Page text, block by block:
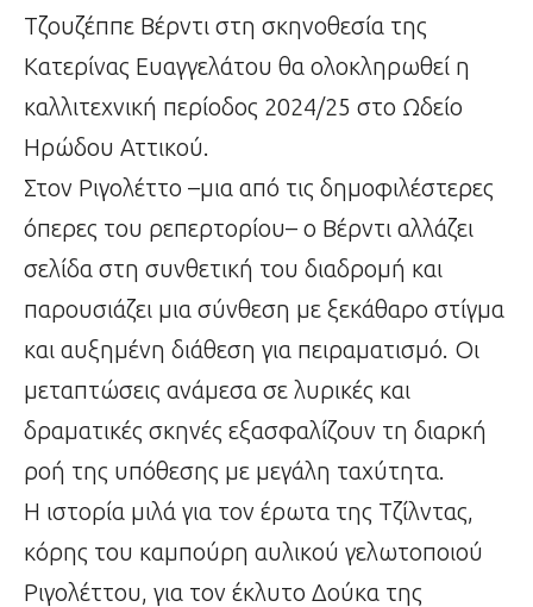
Τζουζέππε Βέρντι στη σκηνοθεσία της
Κατερίνας Ευαγγελάτου θα ολοκληρωθεί η
καλλιτεχνική περίοδος 2024/25 στο Ωδείο
Ηρώδου Αττικού.
Στον Ριγολέττο –μια από τις δημοφιλέστερες
όπερες του ρεπερτορίου– ο Βέρντι αλλάζει
σελίδα στη συνθετική του διαδρομή και
παρουσιάζει μια σύνθεση με ξεκάθαρο στίγμα
και αυξημένη διάθεση για πειραματισμό. Οι
μεταπτώσεις ανάμεσα σε λυρικές και
δραματικές σκηνές εξασφαλίζουν τη διαρκή
ροή της υπόθεσης με μεγάλη ταχύτητα.
Η ιστορία μιλά για τον έρωτα της Τζίλντας,
κόρης του καμπούρη αυλικού γελωτοποιού
Ριγολέττου, για τον έκλυτο Δούκα της